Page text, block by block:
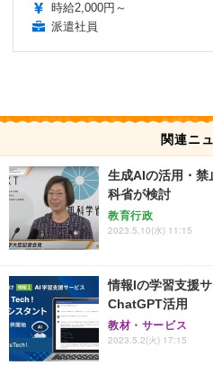
時給2,000円～
派遣社員
関連ニ
生成AIの活用・禁
科省が検討
教育行政
2023.5.10(水) 11:15
情報Iの学習支援
ChatGPT活用
教材・サービス
2023.5.2(火) 17:15